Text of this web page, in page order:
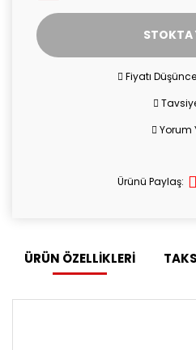
STOKTA
Fiyatı
Yorum
Ürünü Paylaş:
ÜRÜN ÖZELLİKLERİ